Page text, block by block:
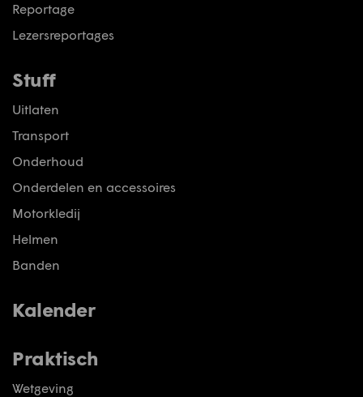
Reportage
Lezersreportages
Stuff
Uitlaten
Transport
Onderhoud
Onderdelen en accessoires
Motorkledij
Helmen
Banden
Kalender
Praktisch
Wetgeving